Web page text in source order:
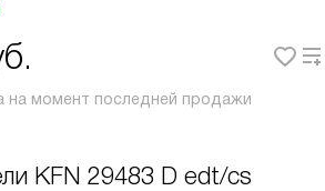
на момент последней продажи
KFN 29483 D edt/cs